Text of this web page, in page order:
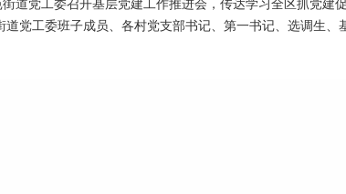
党工委班子成员、各村党支部书记、第一书记、选调生、